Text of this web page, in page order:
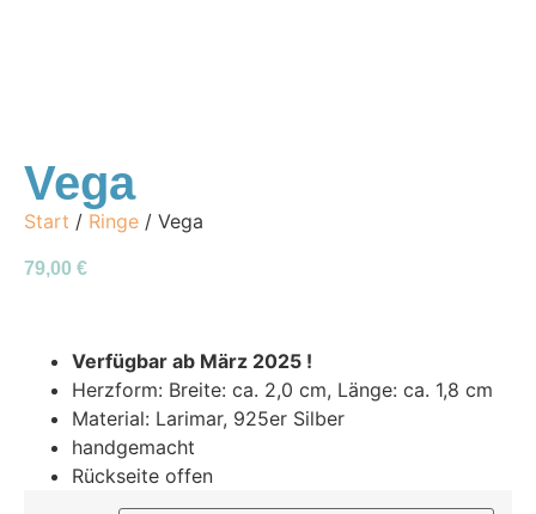
Vega
Start / Ringe / Vega
79,00 €
Verfügbar ab März 2025 !
Herzform: Breite: ca. 2,0 cm, Länge: ca. 1,8 cm
Material: Larimar, 925er Silber
handgemacht
Rückseite offen